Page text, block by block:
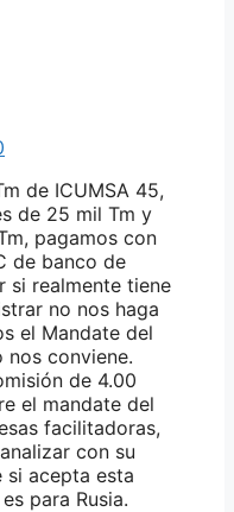
de ICUMSA 45,
de 25 mil Tm y
pagamos con
de banco de
si realmente tiene
no nos haga
el Mandate del
conviene.
de 4.00
el mandate del
facilitadoras,
con su
si acepta esta
para Rusia.